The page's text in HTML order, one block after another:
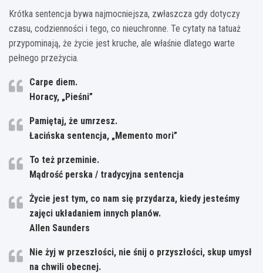
Krótka sentencja bywa najmocniejsza, zwłaszcza gdy dotyczy
czasu, codzienności i tego, co nieuchronne. Te cytaty na tatuaż
przypominają, że życie jest kruche, ale właśnie dlatego warte
pełnego przeżycia.
Carpe diem.
Horacy, „Pieśni”
Pamiętaj, że umrzesz.
Łacińska sentencja, „Memento mori”
To też przeminie.
Mądrość perska / tradycyjna sentencja
Życie jest tym, co nam się przydarza, kiedy jesteśmy
zajęci układaniem innych planów.
Allen Saunders
Nie żyj w przeszłości, nie śnij o przyszłości, skup umysł
na chwili obecnej.